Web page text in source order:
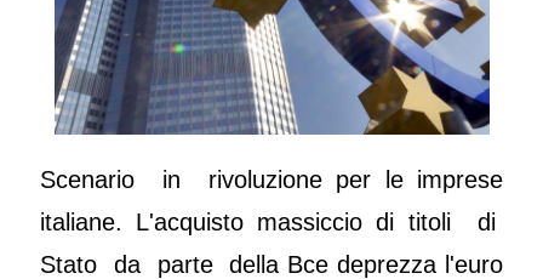
Scenario in rivoluzione per le imprese
italiane. L'acquisto massiccio di titoli di
Stato da parte della Bce deprezza l'euro